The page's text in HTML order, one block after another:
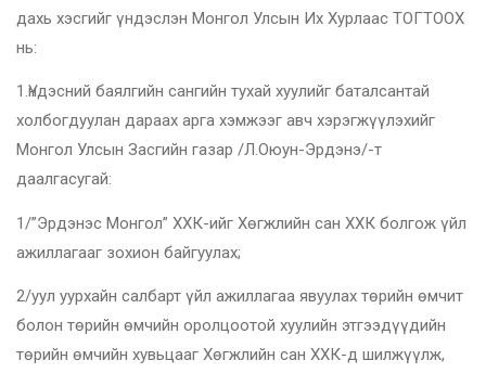
дахь хэсгийг үндэслэн Монгол Улсын Их Хурлаас ТОГТООХ
нь:
1.Үндэсний баялгийн сангийн тухай хуулийг баталсантай
холбогдуулан дараах арга хэмжээг авч хэрэгжүүлэхийг
Монгол Улсын Засгийн газар /Л.Оюун-Эрдэнэ/-т
даалгасугай:
1/”Эрдэнэс Монгол” ХХК-ийг Хөгжлийн сан ХХК болгож үйл
ажиллагааг зохион байгуулах;
2/уул уурхайн салбарт үйл ажиллагаа явуулах төрийн өмчит
болон төрийн өмчийн оролцоотой хуулийн этгээдүүдийн
төрийн өмчийн хувьцааг Хөгжлийн сан ХХК-д шилжүүлж,